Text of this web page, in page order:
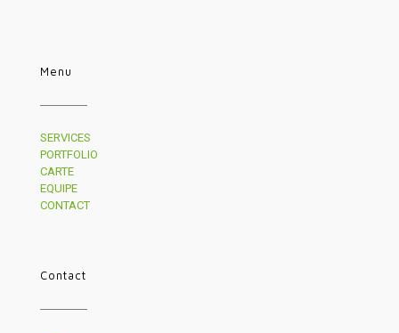
Menu
SERVICES
PORTFOLIO
CARTE
EQUIPE
CONTACT
Contact